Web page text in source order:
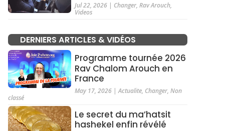
Jul 22, 2026| Changer, Rav Arouch,
Videos
DERNIERS ARTICLES & VIDÉOS
Programme tournée 2026
Rav Chalom Arouch en
France
May 17, 2026|Actualite, Changer, Non
classé
Le secret du ma’hatsit
hashekel enfin révélé